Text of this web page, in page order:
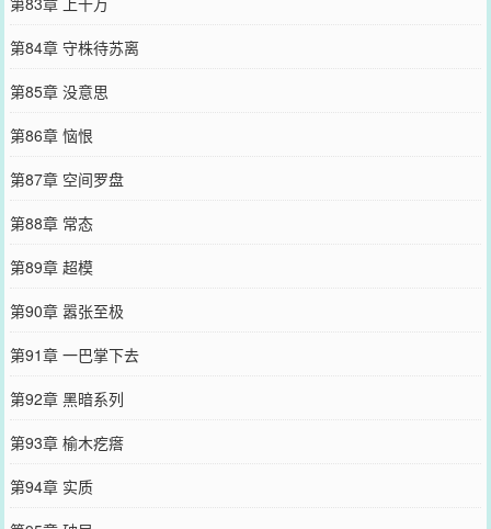
第84章 守株待苏离
第85章 没意思
第86章 恼恨
第87章 空间罗盘
第88章 常态
第89章 超模
第90章 嚣张至极
第91章 一巴掌下去
第92章 黑暗系列
第93章 榆木疙瘩
第94章 实质